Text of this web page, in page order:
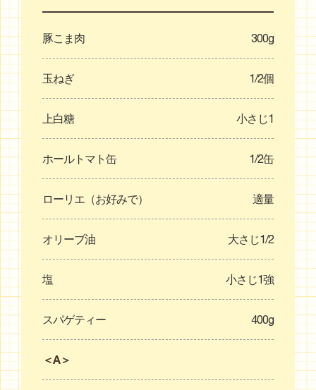
豚こま肉 300g
玉ねぎ 1/2個
上白糖 小さじ1
ホールトマト缶 1/2缶
ローリエ（お好みで） 適量
オリーブ油 大さじ1/2
塩 小さじ1強
スパゲティー 400g
＜A＞